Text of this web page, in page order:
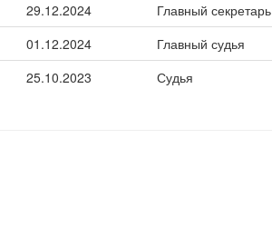
29.12.2024
Главный секретарь
01.12.2024
Главный судья
25.10.2023 Судья